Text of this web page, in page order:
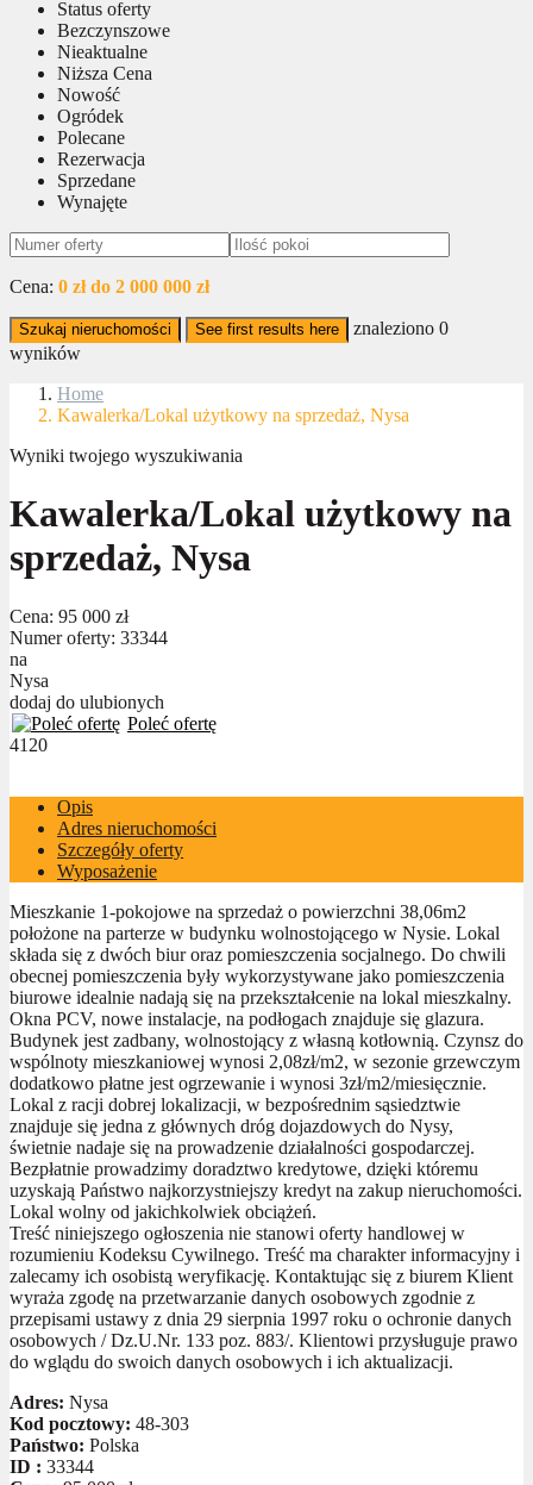
Status oferty
Bezczynszowe
Nieaktualne
Niższa Cena
Nowość
Ogródek
Polecane
Rezerwacja
Sprzedane
Wynajęte
Cena: 0 zł do 2 000 000 zł
Szukaj nieruchomości See first results here znaleziono 0
wyników
Home
Kawalerka/Lokal użytkowy na sprzedaż, Nysa
Wyniki twojego wyszukiwania
Kawalerka/Lokal użytkowy na
sprzedaż, Nysa
Cena: 95 000 zł
Numer oferty: 33344
na
Nysa
dodaj do ulubionych
Poleć ofertę
4120
Opis
Adres nieruchomości
Szczegóły oferty
Wyposażenie
Mieszkanie 1-pokojowe na sprzedaż o powierzchni 38,06m2
położone na parterze w budynku wolnostojącego w Nysie. Lokal
składa się z dwóch biur oraz pomieszczenia socjalnego. Do chwili
obecnej pomieszczenia były wykorzystywane jako pomieszczenia
biurowe idealnie nadają się na przekształcenie na lokal mieszkalny.
Okna PCV, nowe instalacje, na podłogach znajduje się glazura.
Budynek jest zadbany, wolnostojący z własną kotłownią. Czynsz do
wspólnoty mieszkaniowej wynosi 2,08zł/m2, w sezonie grzewczym
dodatkowo płatne jest ogrzewanie i wynosi 3zł/m2/miesięcznie.
Lokal z racji dobrej lokalizacji, w bezpośrednim sąsiedztwie
znajduje się jedna z głównych dróg dojazdowych do Nysy,
świetnie nadaje się na prowadzenie działalności gospodarczej.
Bezpłatnie prowadzimy doradztwo kredytowe, dzięki któremu
uzyskają Państwo najkorzystniejszy kredyt na zakup nieruchomości.
Lokal wolny od jakichkolwiek obciążeń.
Treść niniejszego ogłoszenia nie stanowi oferty handlowej w
rozumieniu Kodeksu Cywilnego. Treść ma charakter informacyjny i
zalecamy ich osobistą weryfikację. Kontaktując się z biurem Klient
wyraża zgodę na przetwarzanie danych osobowych zgodnie z
przepisami ustawy z dnia 29 sierpnia 1997 roku o ochronie danych
osobowych / Dz.U.Nr. 133 poz. 883/. Klientowi przysługuje prawo
do wglądu do swoich danych osobowych i ich aktualizacji.
Adres: Nysa
Kod pocztowy: 48-303
Państwo: Polska
ID : 33344